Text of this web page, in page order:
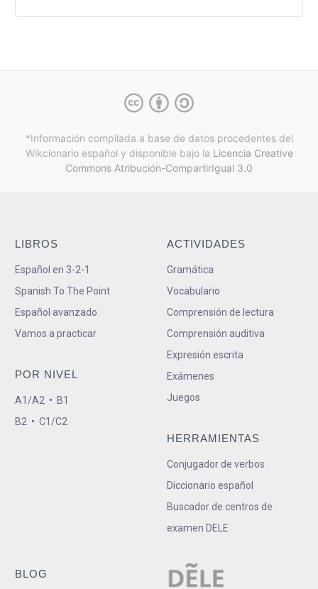
*Información compilada a base de datos procedentes del
Wikcionario español y disponible bajo la Licencia Creative
Commons Atribución-CompartirIgual 3.0
LIBROS
Español en 3-2-1
Spanish To The Point
Español avanzado
Vamos a practicar
POR NIVEL
A1/A2 • B1
B2 • C1/C2
ACTIVIDADES
Gramática
Vocabulario
Comprensión de lectura
Comprensión auditiva
Expresión escrita
Exámenes
Juegos
HERRAMIENTAS
Conjugador de verbos
Diccionario español
Buscador de centros de
examen DELE
BLOG